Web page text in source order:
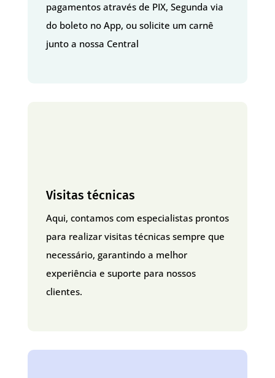
pagamentos através de PIX, Segunda via
do boleto no App, ou solicite um carnê
junto a nossa Central
Visitas técnicas
Aqui, contamos com especialistas prontos
para realizar visitas técnicas sempre que
necessário, garantindo a melhor
experiência e suporte para nossos
clientes.